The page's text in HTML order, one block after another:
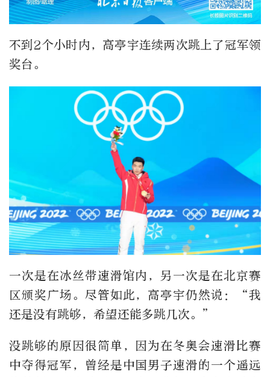
不到2个小时内，高亭宇连续两次跳上了冠军领
奖台。
一次是在冰丝带速滑馆内，另一次是在北京赛
区颁奖广场。尽管如此，高亭宇仍然说：“我
还是没有跳够，希望还能多跳几次。”
没跳够的原因很简单，因为在冬奥会速滑比赛
中夺得冠军，曾经是中国男子速滑的一个遥远